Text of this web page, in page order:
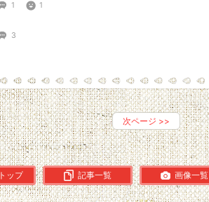
1 1
3
次ページ >>
ップ 記事一覧 画像一覧